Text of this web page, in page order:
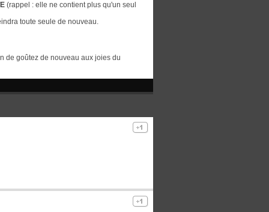
(rappel : elle ne contient plus qu'un seul
toute seule de nouveau.
de goûtez de nouveau aux joies du